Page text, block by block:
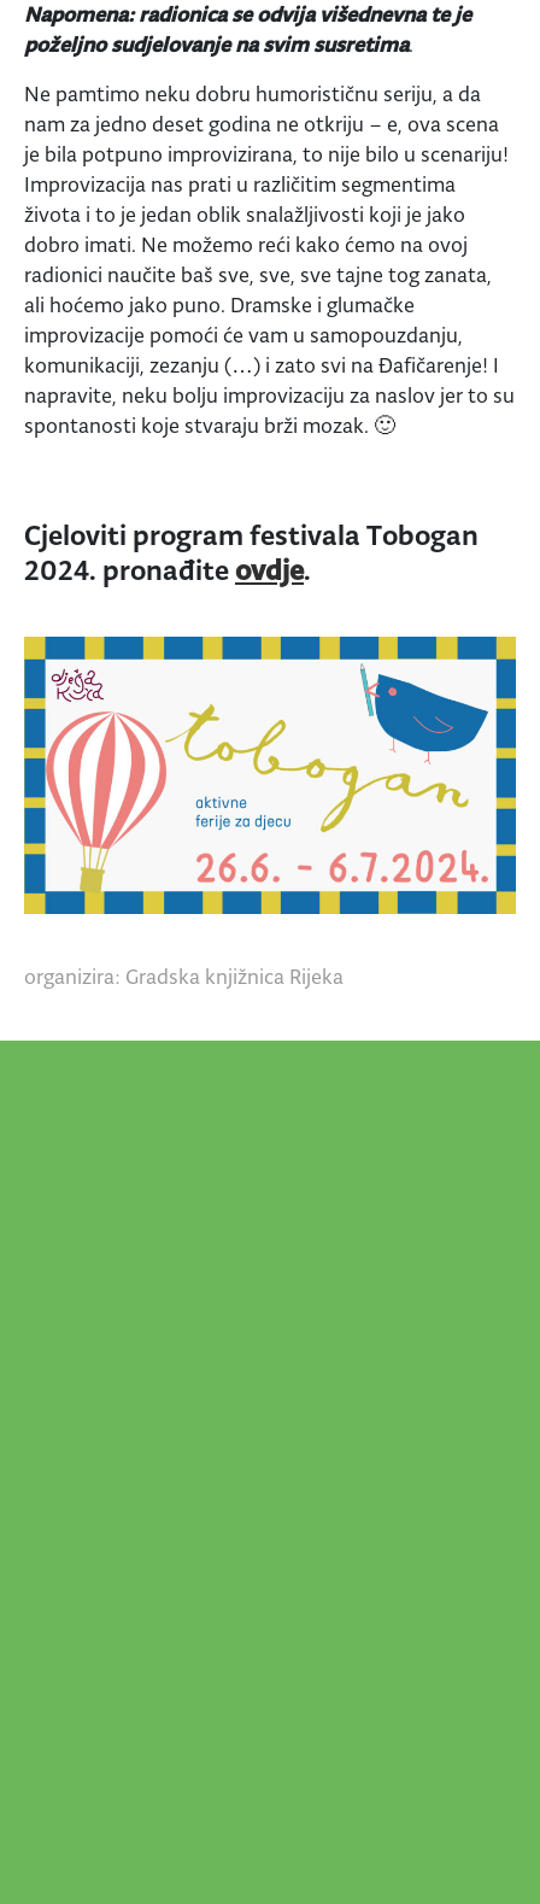
Napomena: radionica se odvija višednevna te je
poželjno sudjelovanje na svim susretima.
Ne pamtimo neku dobru humorističnu seriju, a da
nam za jedno deset godina ne otkriju – e, ova scena
je bila potpuno improvizirana, to nije bilo u scenariju!
Improvizacija nas prati u različitim segmentima
života i to je jedan oblik snalažljivosti koji je jako
dobro imati. Ne možemo reći kako ćemo na ovoj
radionici naučite baš sve, sve, sve tajne tog zanata,
ali hoćemo jako puno. Dramske i glumačke
improvizacije pomoći će vam u samopouzdanju,
komunikaciji, zezanju (…) i zato svi na Đafičarenje! I
napravite, neku bolju improvizaciju za naslov jer to su
spontanosti koje stvaraju brži mozak. 🙂
Cjeloviti program festivala Tobogan
2024. pronađiteovdje.
organizira: Gradska knjižnica Rijeka